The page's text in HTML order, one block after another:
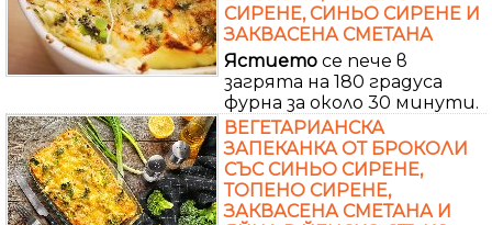
СИРЕНЕ, СИНЬО СИРЕНЕ И
ЗАКВАСЕНА СМЕТАНА
Ястието се пече в
загрята на 180 градуса
фурна за около 30 минути.
ВЕГЕТАРИАНСКА
ЗАПЕКАНКА ОТ БРОКОЛИ
СЪС СИНЬО СИРЕНЕ,
ТОПЕНО СИРЕНЕ,
ЗАКВАСЕНА СМЕТАНА И